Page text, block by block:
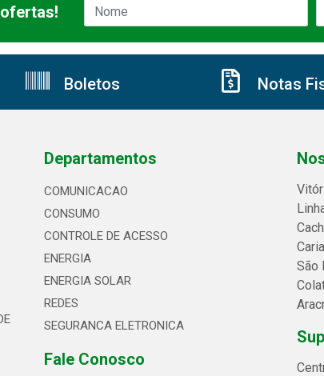
Boletos Notas
Departamentos
COMUNICACAO
CONSUMO
CONTROLE DE ACESSO
ENERGIA
ENERGIA SOLAR
REDES
SEGURANCA ELETRONICA
Fale Conosco
São